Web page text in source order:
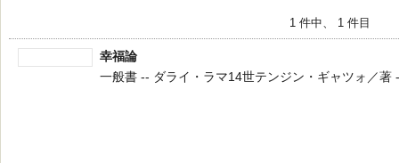
1 件中、 1 件目
幸福論
一般書 -- ダライ・ラマ14世テンジン・ギャツォ／